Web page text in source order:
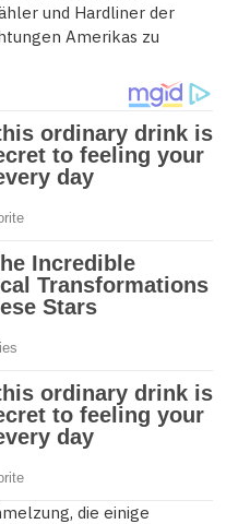
und Hardliner der
Amerikas zu
die einige